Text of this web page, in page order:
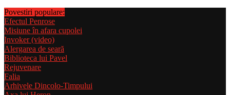
Povestiri populare:
Efectul Penrose
Misiune în afara cupolei
Invoker (video)
Alergarea de seară
Biblioteca lui Pavel
Rejuvenare
Falia
Arhivele Dincolo-Timpului